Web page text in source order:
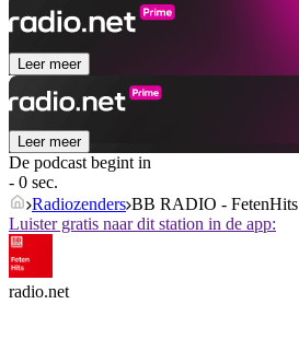
Leer meer
Leer meer
De podcast begint in
- 0 sec.
Radiozenders BB RADIO - FetenHits
Luister gratis naar dit station in de app:
radio.net